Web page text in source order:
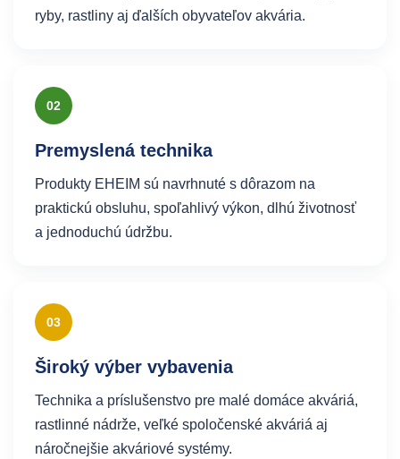
ryby, rastliny aj ďalších obyvateľov akvária.
02
Premyslená technika
Produkty EHEIM sú navrhnuté s dôrazom na
praktickú obsluhu, spoľahlivý výkon, dlhú životnosť
a jednoduchú údržbu.
03
Široký výber vybavenia
Technika a príslušenstvo pre malé domáce akváriá,
rastlinné nádrže, veľké spoločenské akváriá aj
náročnejšie akváriové systémy.